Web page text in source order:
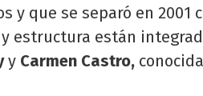
y que se separó en 2001
y estructura están
y Carmen Castro,